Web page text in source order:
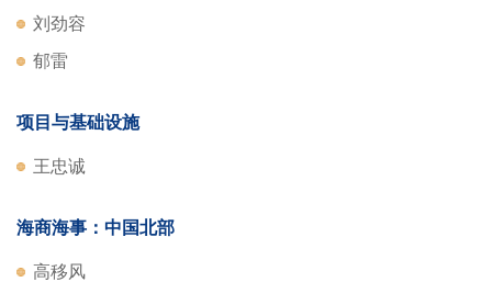
刘劲容
郁雷
项目与基础设施
王忠诚
海商海事：中国北部
高移风